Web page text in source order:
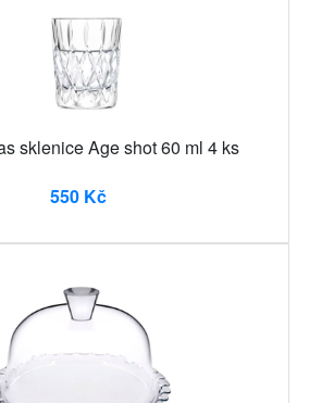
sklenice Age shot 60 ml 4 ks
550 Kč